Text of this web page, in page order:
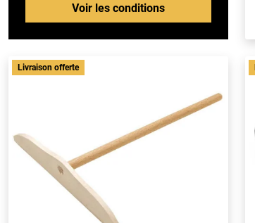
Voir les conditions
Livraison offerte